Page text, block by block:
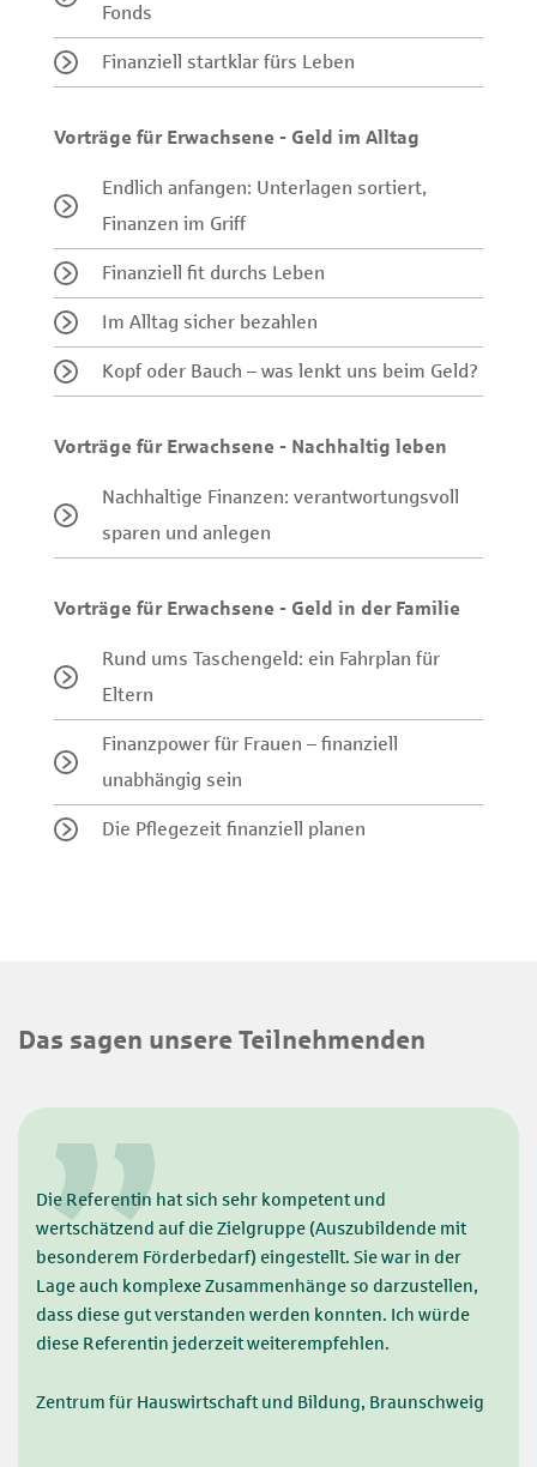
Fonds
Finanziell startklar fürs Leben
Vorträge für Erwachsene - Geld im Alltag
Endlich anfangen: Unterlagen sortiert,
Finanzen im Griff
Finanziell fit durchs Leben
Im Alltag sicher bezahlen
Kopf oder Bauch – was lenkt uns beim Geld?
Vorträge für Erwachsene - Nachhaltig leben
Nachhaltige Finanzen: verantwortungsvoll
sparen und anlegen
Vorträge für Erwachsene - Geld in der Familie
Rund ums Taschengeld: ein Fahrplan für
Eltern
Finanzpower für Frauen – finanziell
unabhängig sein
Die Pflegezeit finanziell planen
Das sagen unsere Teilnehmenden
Die Referentin hat sich sehr kompetent und
wertschätzend auf die Zielgruppe (Auszubildende mit
besonderem Förderbedarf) eingestellt. Sie war in der
Lage auch komplexe Zusammenhänge so darzustellen,
dass diese gut verstanden werden konnten. Ich würde
diese Referentin jederzeit weiterempfehlen.
Zentrum für Hauswirtschaft und Bildung, Braunschweig